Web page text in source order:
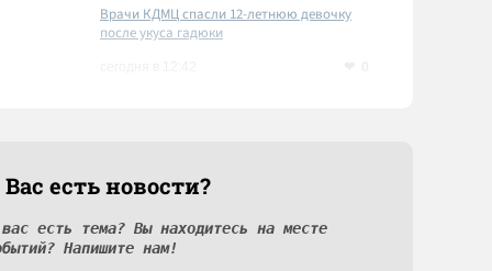
Врачи КДМЦ спасли 12-летнюю девочку
после укуса гадюки
есть новости?
есть тема? Вы находитесь на месте
Напишите нам!